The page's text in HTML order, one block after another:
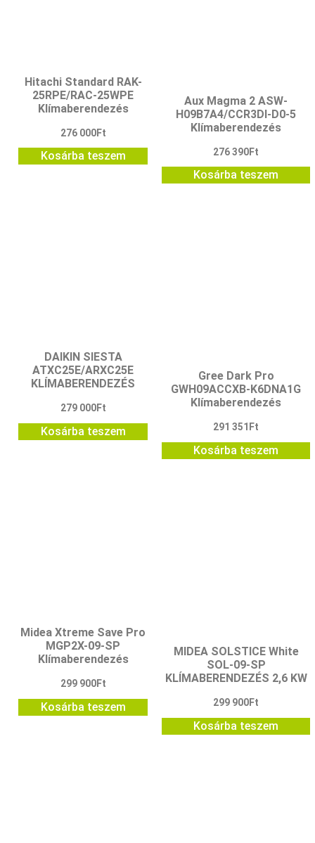
Hitachi Standard RAK-
25RPE/RAC-25WPE
Klímaberendezés
276 000Ft
Kosárba teszem
Aux Magma 2 ASW-
H09B7A4/CCR3DI-D0-5
Klímaberendezés
276 390Ft
Kosárba teszem
DAIKIN SIESTA
ATXC25E/ARXC25E
KLÍMABERENDEZÉS
279 000Ft
Kosárba teszem
Gree Dark Pro
GWH09ACCXB-K6DNA1G
Klímaberendezés
291 351 Ft
Kosárba teszem
Midea Xtreme Save Pro
MGP2X-09-SP
Klímaberendezés
299 900Ft
Kosárba teszem
MIDEA SOLSTICE White
SOL-09-SP
KLÍMABERENDEZÉS 2,6 KW
299 900Ft
Kosárba teszem